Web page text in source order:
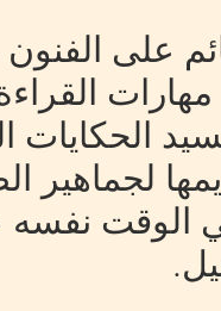
على الفنون
مهارات
الحكايات
لجماهير
الوقت